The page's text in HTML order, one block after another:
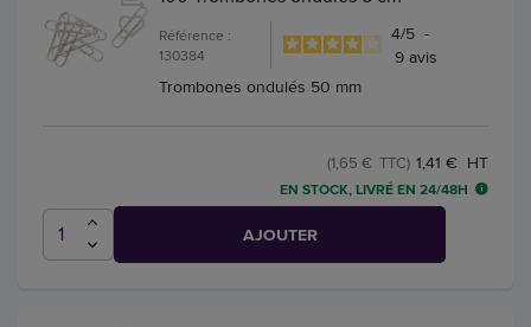
Référence :
130384
4/5 -
9 avis
Trombones ondulés 50 mm
1,41 € HT
(1,65 € TTC)
EN STOCK, LIVRÉ EN 24/48H
AJOUTER